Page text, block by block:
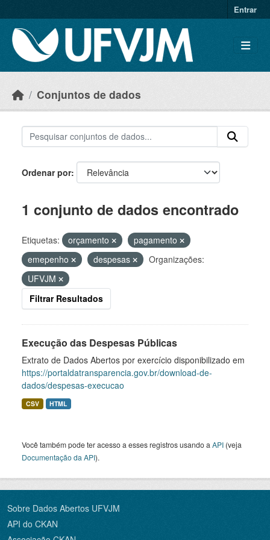
Entrar
Conjuntos de dados
Ordenar por
1 conjunto de dados encontrado
Etiquetas: orçamento
pagamento
emepenho
despesas
Organizações:
UFVJM
Filtrar Resultados
Execução das Despesas Públicas
Extrato de Dados Abertos por exercício disponibilizado em
https://portaldatransparencia.gov.br/download-de-
dados/despesas-execucao
CSV HTML
Você também pode ter acesso a esses registros usando a API (veja
Documentação da API).
Sobre Dados Abertos UFVJM
API do CKAN